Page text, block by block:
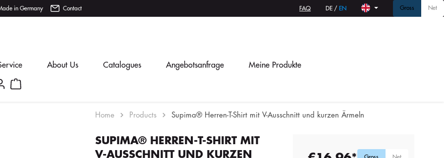
in Germany Contact FAQ DE / EN Gross Net
About Us Catalogues Angebotsanfrage Meine Produkte
Home Products Supima® Herren-T-Shirt mit V-Ausschnitt und kurzen Ärmeln
SUPIMA® HERREN-T-SHIRT MIT
V-AUSSCHNITT UND KURZEN